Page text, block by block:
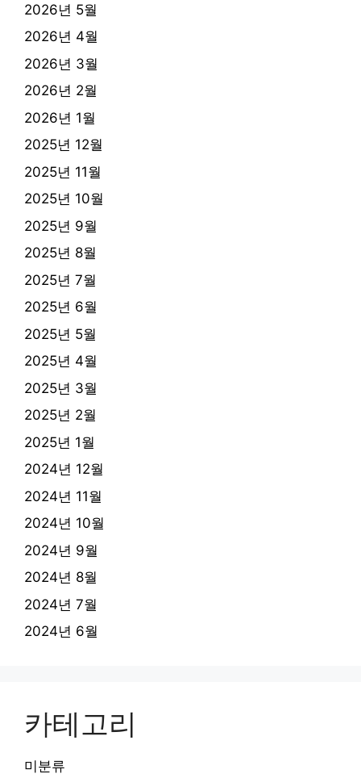
2026년 5월
2026년 4월
2026년 3월
2026년 2월
2026년 1월
2025년 12월
2025년 11월
2025년 10월
2025년 9월
2025년 8월
2025년 7월
2025년 6월
2025년 5월
2025년 4월
2025년 3월
2025년 2월
2025년 1월
2024년 12월
2024년 11월
2024년 10월
2024년 9월
2024년 8월
2024년 7월
2024년 6월
카테고리
미분류